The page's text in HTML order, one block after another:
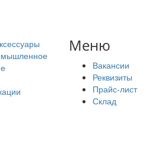
Меню
Вакансии
Реквизиты
Прайс-лист
Склад